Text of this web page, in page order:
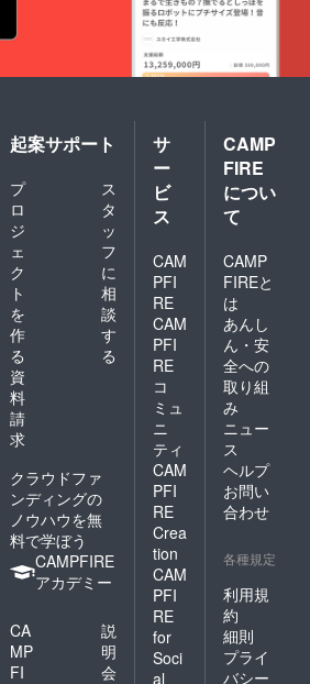
起案サポート
プ
ロ
ジ
ェ
ク
ト
を
作
る
ス
タ
ッ
フ
に
相
談
す
る
資
料
請
求
クラウドファ
ンディングの
ノウハウを無
料で学ぼう
CAMPFIRE
アカデミー
CA
MP
FI
説
明
会
サ
ー
ビ
ス
CAM
PFI
RE
CAM
PFI
RE
コ
ミュ
ニ
ティ
CAM
PFI
RE
Crea
tion
CAM
PFI
RE
for
Soci
al
CAMP
FIRE
につい
て
CAMP
FIREと
は
あんし
ん・安
全への
取り組
み
ニュー
ス
ヘルプ
お問い
合わせ
各種規定
利用規
約
細則
プライ
バシー